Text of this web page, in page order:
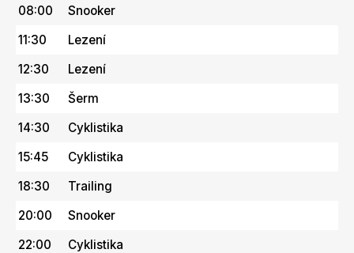
08:00
Snooker
11:30
Lezení
12:30
Lezení
13:30
Šerm
14:30
Cyklistika
15:45
Cyklistika
18:30
Trailing
20:00
Snooker
22:00
Cyklistika